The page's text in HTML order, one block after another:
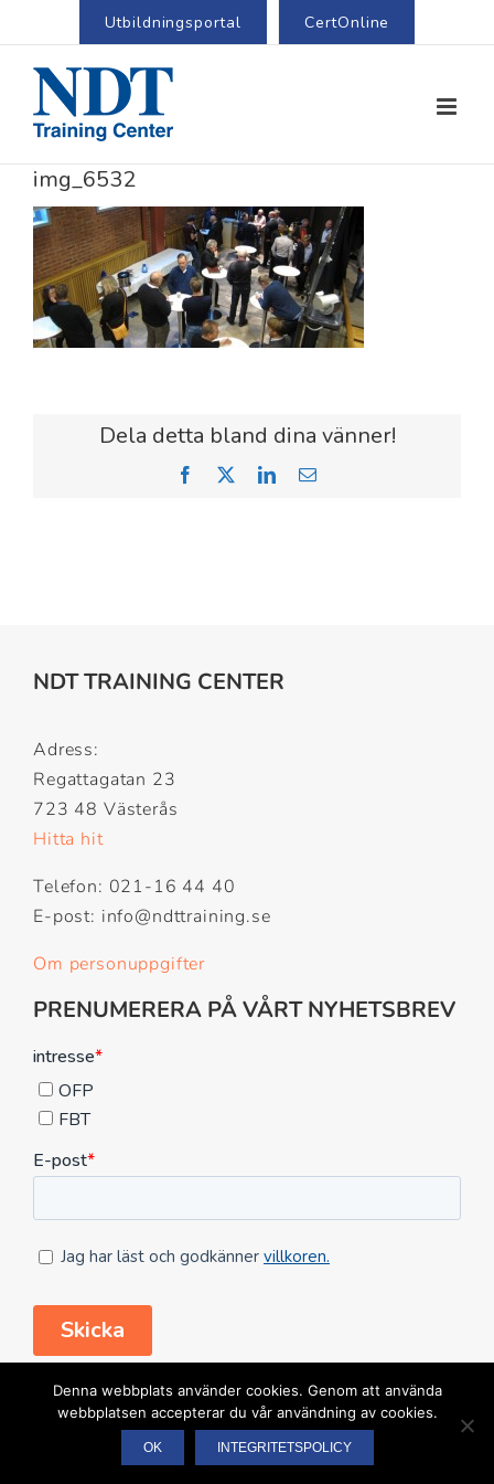
Utbildningsportal CertOnline
img_6532
Dela detta bland dina vänner!
Facebook LinkedIn
Email
NDT TRAINING CENTER
Adress:
Regattagatan 23
723 48 Västerås
Hitta hit
Telefon: 021-16 44 40
E-post: info@ndttraining.se
Om personuppgifter
PRENUMERERA PÅ VÅRT NYHETSBREV
FÖLJ OSS HÄR
Denna webbplats använder cookies. Genom att använda
webbplatsen accepterar du vår användning av cookies.
OK INTEGRITETSPOLICY